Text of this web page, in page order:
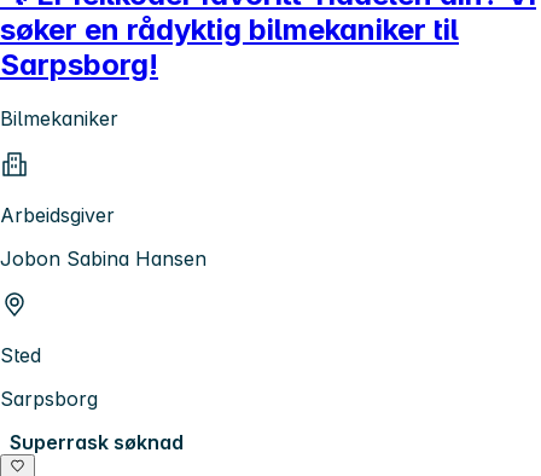
søker en rådyktig bilmekaniker til
Sarpsborg!
Bilmekaniker
Arbeidsgiver
Jobon Sabina Hansen
Sted
Sarpsborg
Superrask søknad